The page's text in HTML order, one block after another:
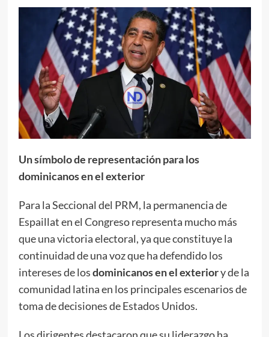
Un símbolo de representación para los
dominicanos en el exterior
Para la Seccional del PRM, la permanencia de
Espaillat en el Congreso representa mucho más
que una victoria electoral, ya que constituye la
continuidad de una voz que ha defendido los
intereses de losdominicanos en el exteriory de la
comunidad latina en los principales escenarios de
toma de decisiones de Estados Unidos.